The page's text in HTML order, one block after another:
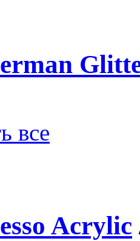
все
Acrylic